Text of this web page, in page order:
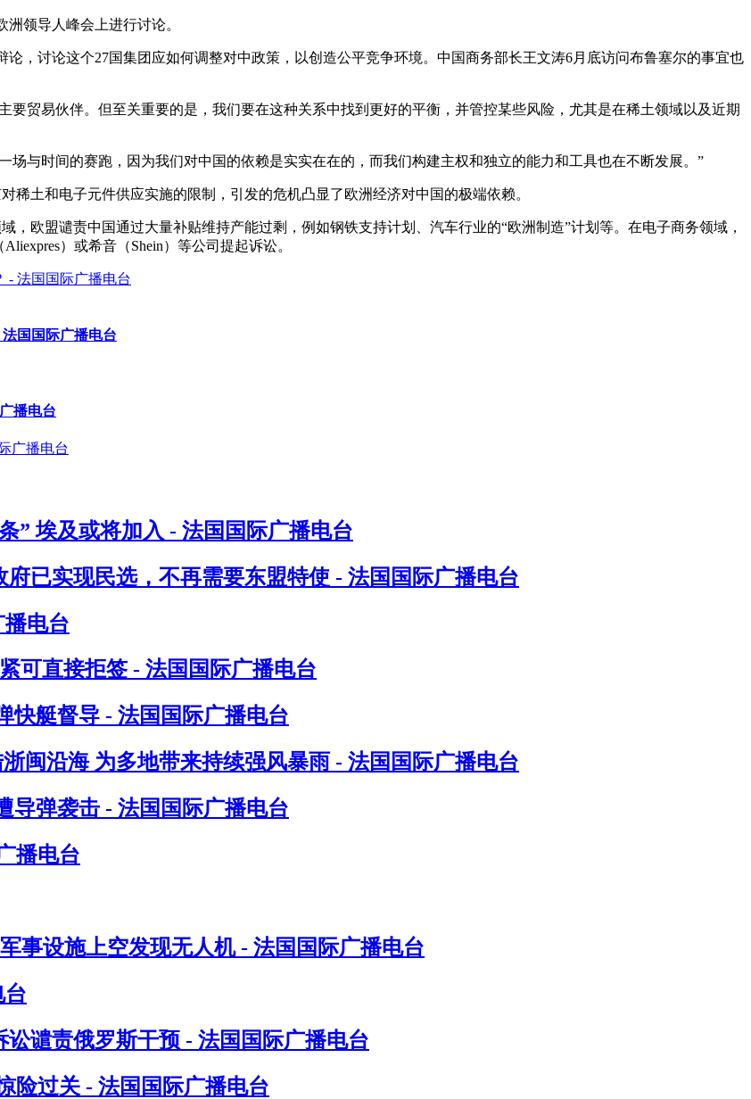
领导人峰会上进行讨论。
，讨论这个27国集团应如何调整对中政策，以创造公平竞争环境。中国商务部长王文涛6月底访问布鲁塞尔的事宜也
要贸易伙伴。但至关重要的是，我们要在这种关系中找到更好的平衡，并管控某些风险，尤其是在稀土领域以及近期
场与时间的赛跑，因为我们对中国的依赖是实实在在的，而我们构建主权和独立的能力和工具也在不断发展。”
土和电子元件供应实施的限制，引发的危机凸显了欧洲经济对中国的极端依赖。
欧盟谴责中国通过大量补贴维持产能过剩，例如钢铁支持计划、汽车行业的“欧洲制造”计划等。在电子商务领域，
）或希音（Shein）等公司提起诉讼。
国国际广播电台
播电台
” 埃及或将加入 - 法国国际广播电台
已实现民选，不再需要东盟特使 - 法国国际广播电台
电台
可直接拒签 - 法国国际广播电台
快艇督导 - 法国国际广播电台
闽沿海 为多地带来持续强风暴雨 - 法国国际广播电台
导弹袭击 - 法国国际广播电台
播电台
事设施上空发现无人机 - 法国国际广播电台
台
谴责俄罗斯干预 - 法国国际广播电台
险过关 - 法国国际广播电台